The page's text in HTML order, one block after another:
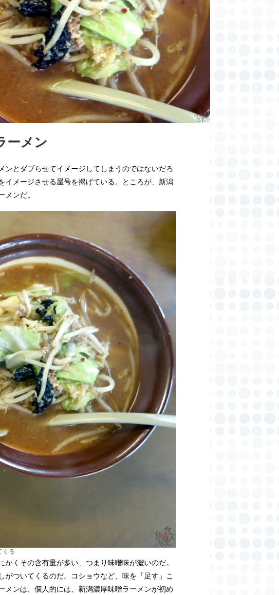
ーメン
とダブらせてイメージしてしまうのではないだろ
イメージさせる屋号を掲げている。ところが、新潟
ンだ。
くる
くその含有量が多い、つまり味噌味が濃いのだ。
ついてくるのだ。コショウなど、味を「足す」こ
ンは、個人的には、新潟濃厚味噌ラーメンが初め